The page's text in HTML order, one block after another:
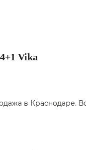
Vika
в Краснодаре.